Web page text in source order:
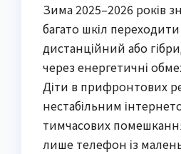
Зима 2025–2026 років
багато шкіл
дистанційний або
через енергетичні
Діти в прифронтових
нестабільним
тимчасових
лише телефон із